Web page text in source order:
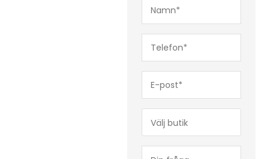
post*
(Obligatoriskt)
(Obligatoriskt)